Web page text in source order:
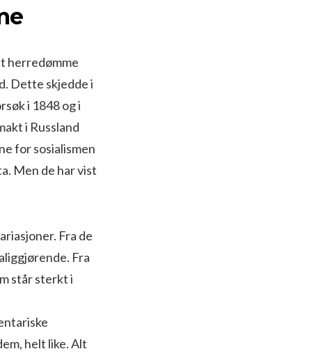
herredømme
Dette skjedde i
i 1848 og i
i Russland
for sosialismen
Men de har vist
Fra de
Fra
står sterkt i
helt like. Alt